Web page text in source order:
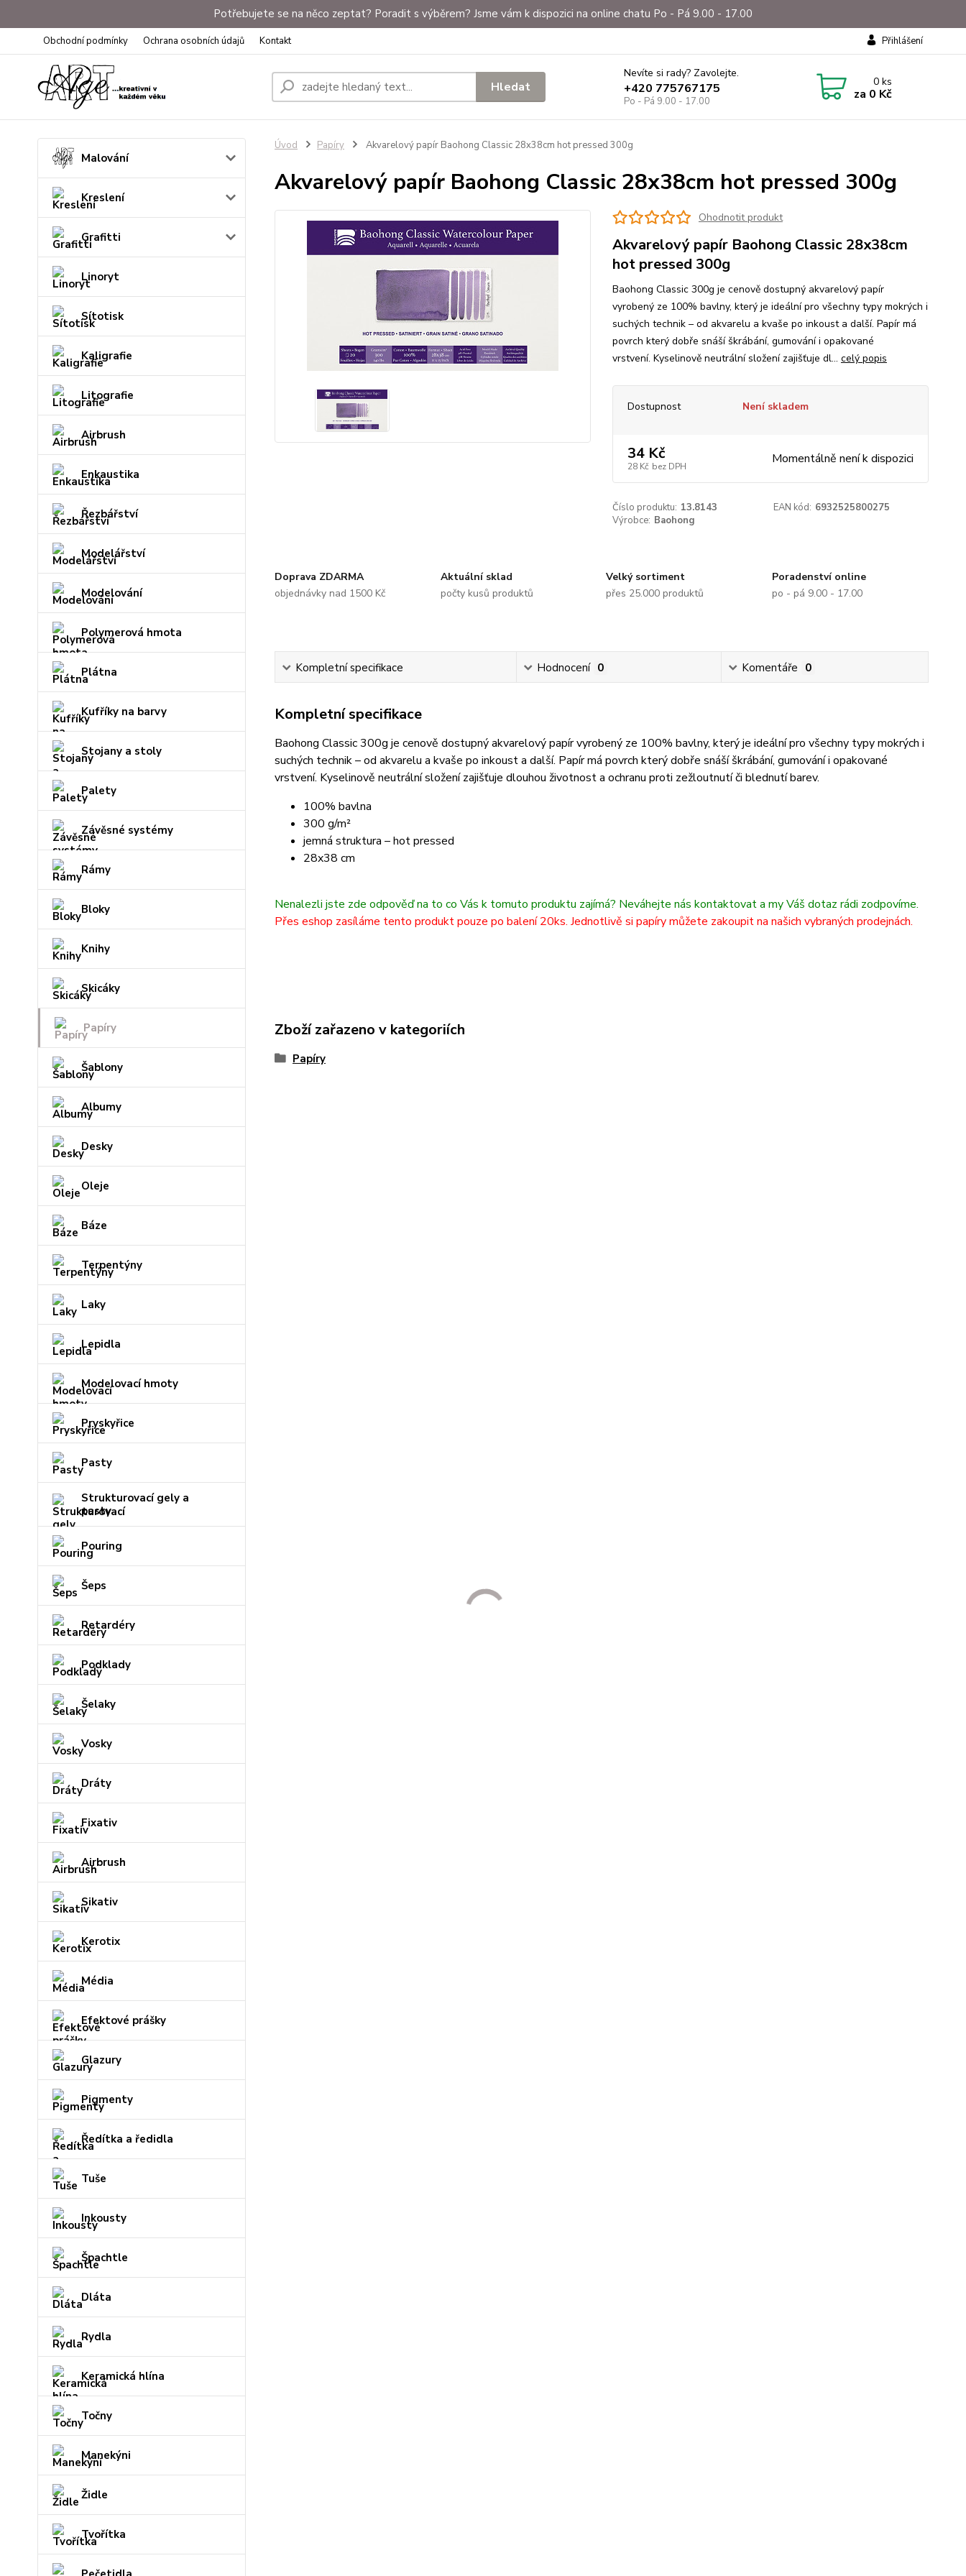
Potřebujete se na něco zeptat? Poradit s výběrem? Jsme vám k dispozici na online chatu Po - Pá 9.00 - 17.00
Obchodní podmínky Ochrana osobních údajů Kontakt Přihlášení
Hledat
Nevíte si rady? Zavolejte.
+420 775767175
Po - Pá 9.00 - 17.00
0ks
za 0 Kč
Malování
Kreslení
Grafitti
Linoryt
Sítotisk
Kaligrafie
Litografie
Airbrush
Enkaustika
Řezbářství
Modelářství
Modelování
Polymerová hmota
Plátna
Kufříky na barvy
Stojany a stoly
Palety
Závěsné systémy
Rámy
Bloky
Knihy
Skicáky
Papíry
Šablony
Albumy
Desky
Oleje
Báze
Terpentýny
Laky
Lepidla
Modelovací hmoty
Pryskyřice
Pasty
Strukturovací gely a
pasty
Pouring
Šeps
Retardéry
Podklady
Šelaky
Vosky
Dráty
Fixativ
Airbrush
Sikativ
Kerotix
Média
Efektové prášky
Glazury
Pigmenty
Ředítka a ředidla
Tuše
Inkousty
Špachtle
Dláta
Rydla
Keramická hlína
Točny
Manekýni
Židle
Tvořítka
Úvod Papíry Akvarelový papír Baohong Classic 28x38cm hot pressed 300g
Akvarelový papír Baohong Classic 28x38cm hot pressed 300g
Ohodnotit produkt
Akvarelový papír Baohong Classic 28x38cm
hot pressed 300g
Baohong Classic 300g je cenově dostupný akvarelový papír
vyrobený ze 100% bavlny, který je ideální pro všechny typy mokrých i
suchých technik – od akvarelu a kvaše po inkoust a další. Papír má
povrch který dobře snáší škrábání, gumování i opakované
vrstvení. Kyselinově neutrální složení zajišťuje dl... celý popis
Dostupnost Není skladem
34 Kč
28 Kč bez DPH Momentálně není k dispozici
Číslo produktu: 13.8143 EAN kód: 6932525800275
Výrobce: Baohong
Doprava ZDARMA
objednávky nad 1500 Kč
Aktuální sklad
počty kusů produktů
Velký sortiment
přes 25.000 produktů
Poradenství online
po - pá 9.00 - 17.00
Kompletní specifikace Hodnocení 0 Komentáře 0
Kompletní specifikace
Baohong Classic300g je cenově dostupný akvarelový papír vyrobený ze 100% bavlny, který je ideální pro všechny typy mokrých i
suchých technik – od akvarelu a kvaše po inkoust a další. Papír má povrch který dobře snáší škrábání, gumování i opakované
vrstvení. Kyselinově neutrální složení zajišťuje dlouhou životnost a ochranu proti zežloutnutí či blednutí barev.
100% bavlna
300 g/m²
jemná struktura – hot pressed
28x38 cm
Nenalezli jste zde odpověď na to co Vás k tomuto produktu zajímá? Neváhejte nás kontaktovat a my Váš dotaz rádi zodpovíme.
Přes eshop zasíláme tento produkt pouze po balení 20ks. Jednotlivě si papíry můžete zakoupit na našich vybraných prodejnách.
Zboží zařazeno v kategoriích
Papíry